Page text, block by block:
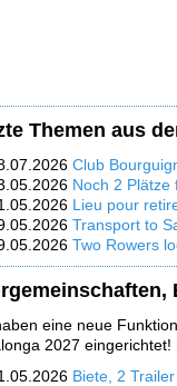
Themen aus
Club
Noch 2
Lieu pour
Transport to
Two Rowers
eine neue
2027
Biete, 2